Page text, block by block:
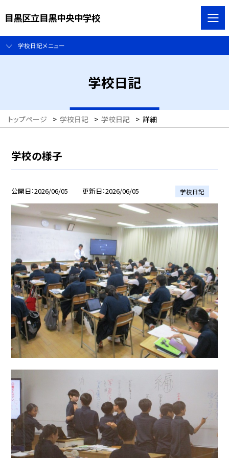
目黒区立目黒中央中学校
学校日記メニュー
学校日記
トップページ > 学校日記 > 学校日記 > 詳細
学校の様子
公開日 2026/06/05 更新日 2026/06/05 学校日記